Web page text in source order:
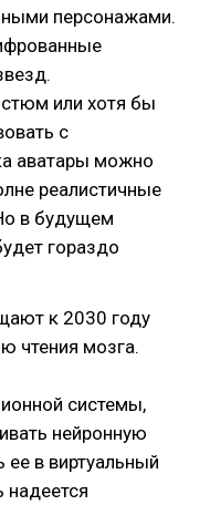
персонажами.
или хотя бы
с
аватары можно
реалистичные
в будущем
гораздо
к 2030 году
чтения мозга.
системы,
нейронную
ее в виртуальный
надеется